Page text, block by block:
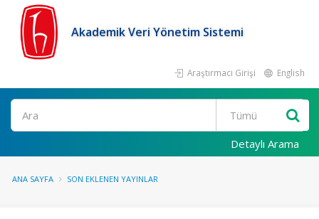
Akademik Veri Yönetim Sistemi
Araştırmacı Girişi English
Ara
Detaylı Arama
ANA SAYFA SON EKLENEN YAYINLAR